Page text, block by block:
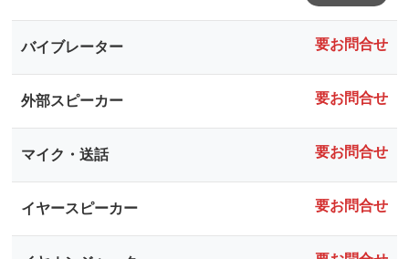
バイブレーター 要お問合せ
外部スピーカー 要お問合せ
マイク・送話 要お問合せ
イヤースピーカー 要お問合せ